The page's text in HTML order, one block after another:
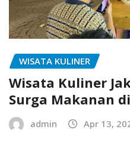
WISATA KULINER
Wisata Kuliner
Surga Makanan
admin Apr 13,